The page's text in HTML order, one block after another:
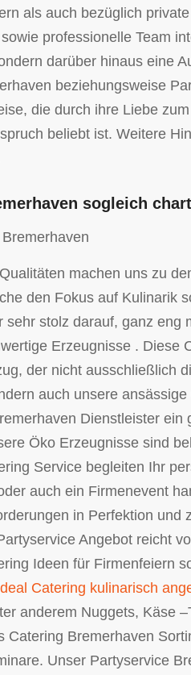
als auch bezüglich
professionelle Team
darüber hinaus eine
beziehungsweise
die durch ihre Liebe
beliebt ist. Weitere
sogleich
machen uns zu
den Fokus auf Kulinarik
sehr stolz darauf, ganz
Erzeugnisse . Diese
der nicht ausschließlich
auch unsere
Dienstleister
Öko Erzeugnisse sind
Service begleiten Ihr
auch ein Firmenevent
in Perfektion und
Angebot reicht
Ideen für Firmenfeiern
Catering kulinarisch
anderem Nuggets, Käse
Catering Bremerhaven
Unser Partyservice